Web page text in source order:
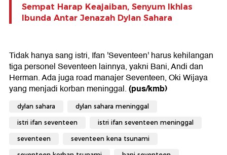
Sempat Harap Keajaiban, Senyum Ikhlas
Ibunda Antar Jenazah Dylan Sahara
Tidak hanya sang istri, Ifan 'Seventeen' harus kehilangan
tiga personel Seventeen lainnya, yakni Bani, Andi dan
Herman. Ada juga road manajer Seventeen, Oki Wijaya
yang menjadi korban meninggal.(pus/kmb)
dylan sahara dylan sahara meninggal
istri ifan seventeen istri ifan seventeen meninggal
seventeen seventeen kena tsunami